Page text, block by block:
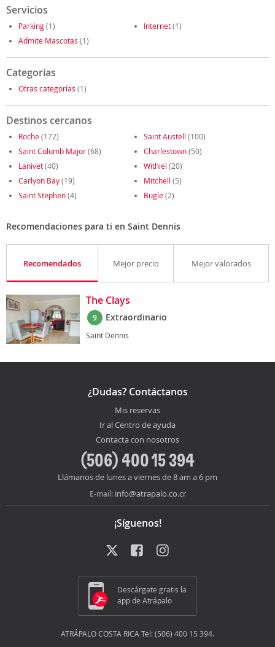
Servicios
Parking(1) Internet(1)
Admite Mascotas (1)
Categorías
Otras categorías (1)
Destinos cercanos
Roche(172) Saint Austell (100)
Saint Columb Major(68) Charlestown(50)
Lanivet(40) Withiel (20)
Carlyon Bay(19) Mitchell (5)
Saint Stephen(4) Bugle(2)
Recomendaciones para ti en Saint Dennis
Recomendados Mejor precio Mejor valorados
The Clays
9 Extraordinario
Saint Dennis
¿Dudas? Contáctanos
Mis reservas
Ir al Centro de ayuda
Contacta con nosotros
(506) 400 15 394
Llámanos de lunes a viernes de 8 am a 6 pm
E-mail: info@atrapalo.co.cr
¡Síguenos!
Descárgate gratis la
app de Atrápalo
ATRÁPALO COSTA RICA Tel: (506) 400 15 394.